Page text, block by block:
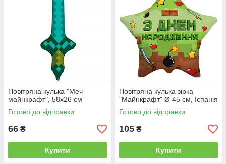
Повітряна кулька "Меч
майнкрафт", 58х26 см
Готово до відправки
66 ₴
Купити
Повітряна кулька зірка
"Майнкрафт" Ø 45 см, Іспанія
Готово до відправки
105 ₴
Купити